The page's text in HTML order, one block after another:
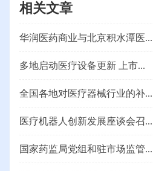
相关文章
华润医药商业与北京积水潭医...
多地启动医疗设备更新 上市...
全国各地对医疗器械行业的补...
医疗机器人创新发展座谈会召...
国家药监局党组和驻市场监管...